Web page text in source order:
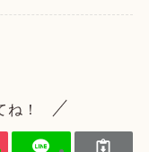
！